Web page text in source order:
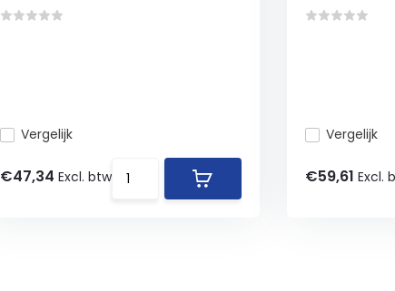
Vergelijk
€47,34 Excl. btw
Vergelijk
€59,61 Excl.